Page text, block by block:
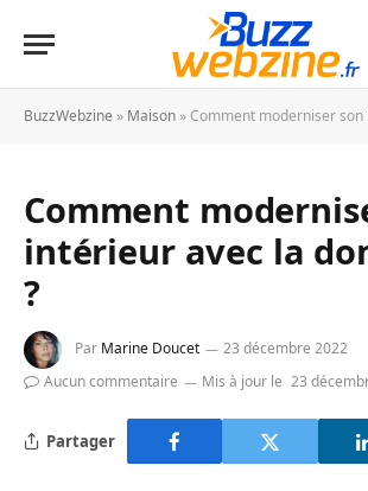
BuzzWebzine » Maison » Comment moderniser son
Comment
intérieur avec la
?
Par Marine Doucet 23 décembre 2022
Aucun commentaire
Mis à jour le 23
Partager